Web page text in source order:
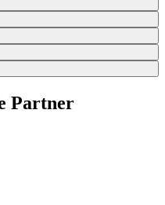
Partner